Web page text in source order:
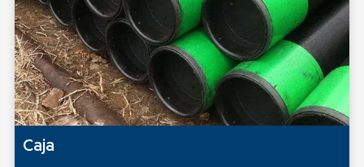
Caja